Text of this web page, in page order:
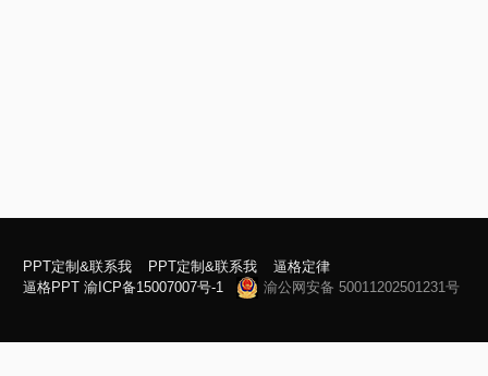
PPT定制&联系我 PPT定制&联系我
逼格定律
逼格PPT 渝ICP备15007007号-1 渝公网安备 50011202501231号